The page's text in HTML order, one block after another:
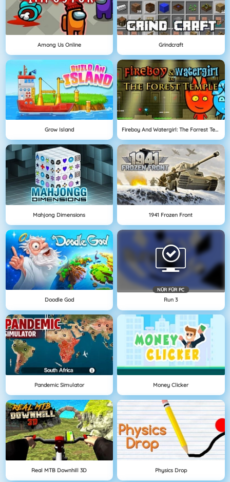
Among Us Online Grindcraft
Grow Island Fireboy And Watergirl: The Forrest Temple
Mahjong Dimensions 1941 Frozen Front
Doodle God
NÜR FÜR PC
Run 3
Pandemic Simulator Money Clicker
Real MTB Downhill 3D Physics Drop